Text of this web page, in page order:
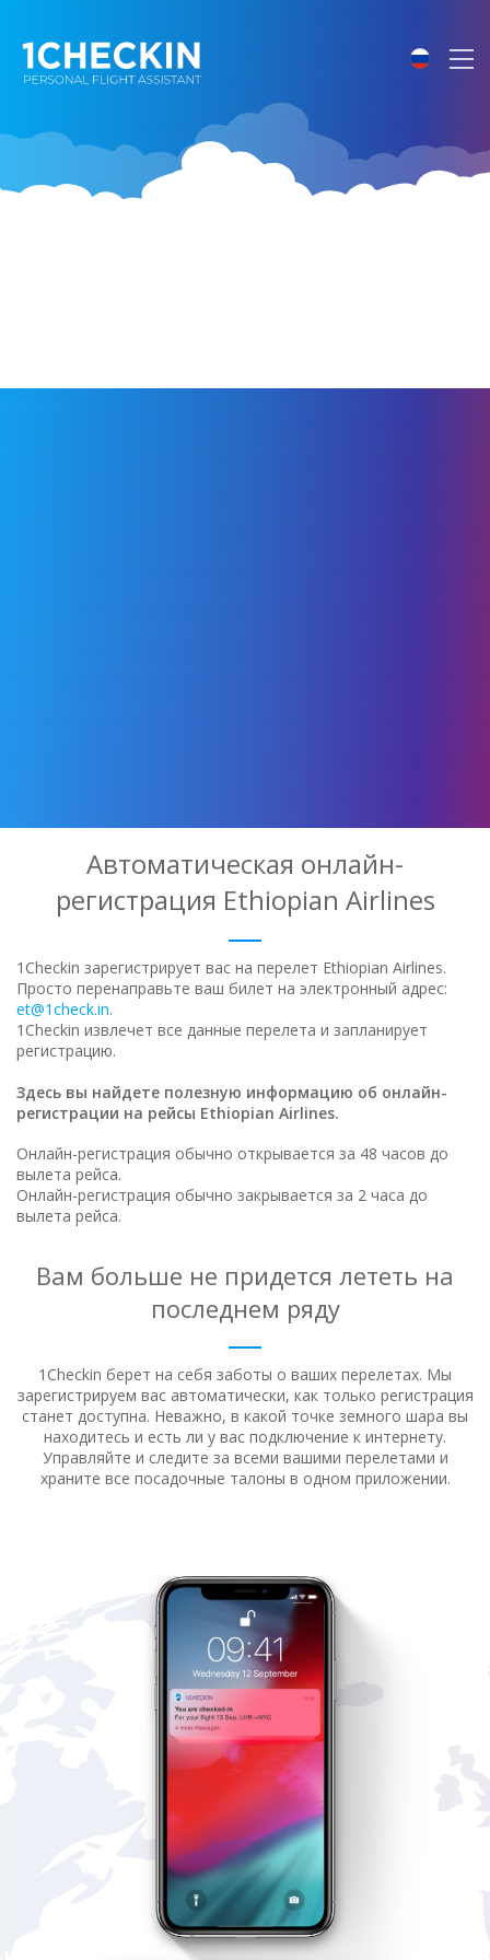
Автоматическая онлайн-
регистрация Ethiopian Airlines
1Checkin зарегистрирует вас на перелет Ethiopian Airlines.
Просто перенаправьте ваш билет на электронный адрес:
et@1check.in.
1Checkin извлечет все данные перелета и запланирует
регистрацию.
Здесь вы найдете полезную информацию об онлайн-
регистрации на рейсы Ethiopian Airlines.
Онлайн-регистрация обычно открывается за 48 часов до
вылета рейса.
Онлайн-регистрация обычно закрывается за 2 часа до
вылета рейса.
Вам больше не придется лететь на
последнем ряду
1Checkin берет на себя заботы о ваших перелетах. Мы
зарегистрируем вас автоматически, как только регистрация
станет доступна. Неважно, в какой точке земного шара вы
находитесь и есть ли у вас подключение к интернету.
Управляйте и следите за всеми вашими перелетами и
храните все посадочные талоны в одном приложении.